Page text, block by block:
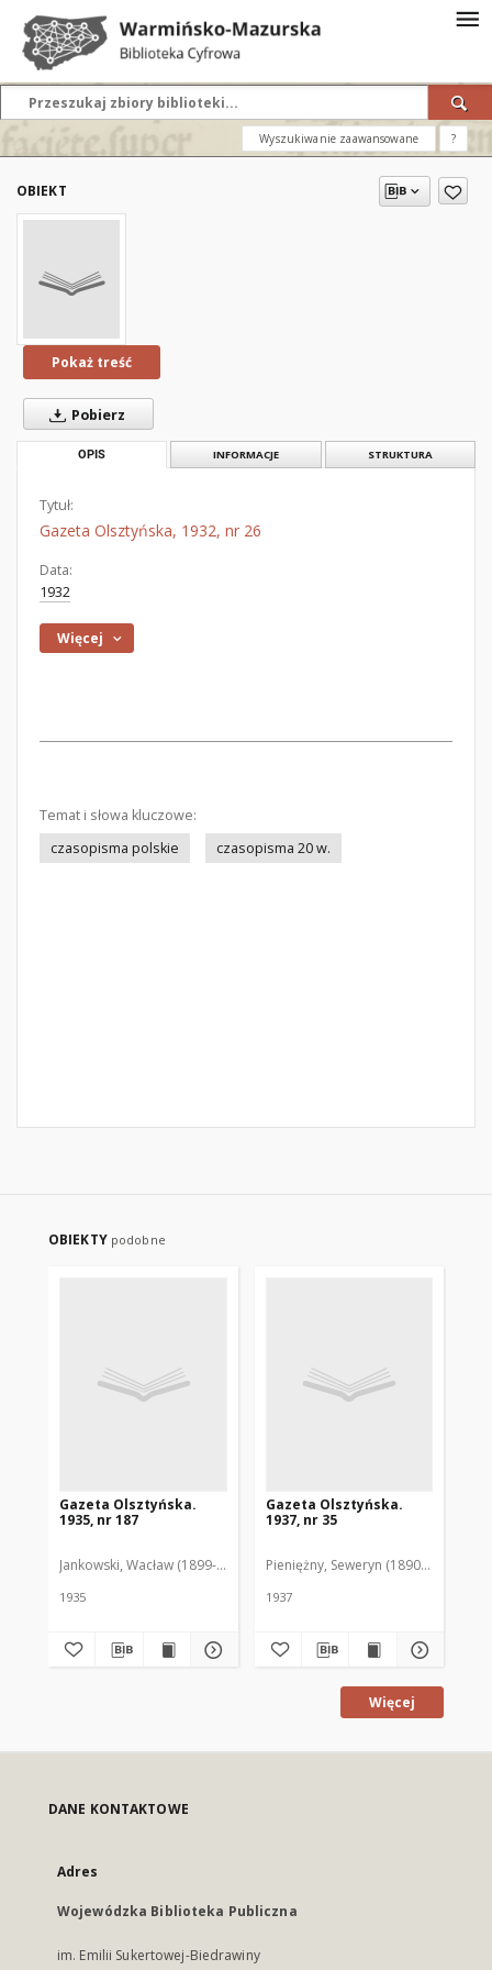
Wyszukiwanie zaawansowane ?
OBIEKT
Pokaż treść
Pobierz
OPIS INFORMACJE STRUKTURA
Tytuł:
Gazeta Olsztyńska, 1932, nr 26
Data:
1932
Więcej
Temat i słowa kluczowe:
czasopisma polskie
czasopisma 20 w.
OBIEKTY podobne
Gazeta Olsztyńska.
1935, nr 187
Jankowski, Wacław (1899-1975). Red.
1935
Gazeta Olsztyńska.
1937, nr 35
Pieniężny, Seweryn (1890-1940). Red.
1937
Więcej
DANE KONTAKTOWE
Adres
Wojewódzka Biblioteka Publiczna
im. Emilii Sukertowej-Biedrawiny